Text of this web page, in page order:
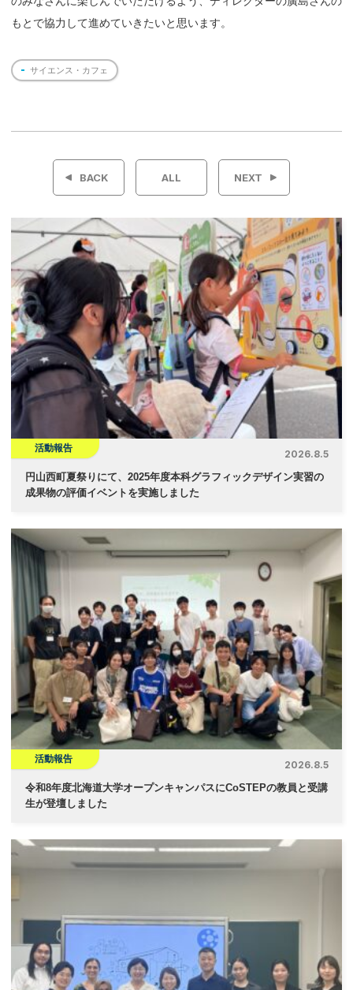
もとで協力して進めていきたいと思います。
サイエンス・カフェ
投
ビ
ゲ
ー
シ
ョ
ン
BACK ALL NEXT
活動報告
2026.8.5
円山西町夏祭りにて、2025年度本科グラフィックデザイン実習の
成果物の評価イベントを実施しました
活動報告
2026.8.5
令和8年度北海道大学オープンキャンパスにCoSTEPの教員と受講
生が登壇しました